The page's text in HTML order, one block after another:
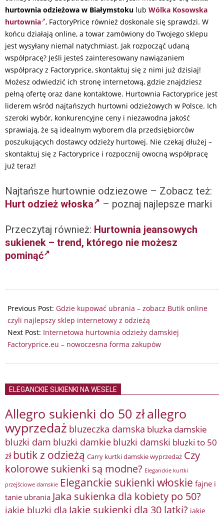
hurtownia odzieżowa w Białymstoku lub Wólka Kosowska
hurtownia , FactoryPrice również doskonale się sprawdzi. W
końcu działają online, a towar zamówiony do Twojego sklepu
jest wysyłany niemal natychmiast. Jak rozpocząć udaną
współpracę? Jeśli jesteś zainteresowany nawiązaniem
współpracy z Factoryprice, skontaktuj się z nimi już dzisiaj!
Możesz odwiedzić ich stronę internetową, gdzie znajdziesz
pełną ofertę oraz dane kontaktowe. Hurtownia Factoryprice jest
liderem wśród najtańszych hurtowni odzieżowych w Polsce. Ich
szeroki wybór, konkurencyjne ceny i niezawodna jakość
sprawiają, że są idealnym wyborem dla przedsiębiorców
poszukujących dostawcy odzieży hurtowej. Nie czekaj dłużej –
skontaktuj się z Factoryprice i rozpocznij owocną współpracę
już teraz!
Najtańsze hurtownie odziezowe – Zobacz też:
Hurt odzież włoska
– poznaj najlepsze marki
Przeczytaj również: Hurtownia jeansowych
sukienek – trend, którego nie możesz
pominąć
12-
21
Previous Post: Gdzie kupować ubrania – zobacz Butik online
czyli najlepszy sklep internetowy z odzieżą
Next Post: Internetowa hurtownia odzieży damskiej
Factoryprice.eu – nowoczesna forma zakupów
ELEGANCKIE SUKIENKI NA WESELE
Allegro sukienki do 50 złallegro
wyprzedaż bluzeczka damska bluzka damskie
bluzki dam bluzki damkie bluzki damski bluzki to 50
zł butik z odzieżą Carry kurtki damskie wyprzedaż Czy
kolorowe sukienki są modne? Eleganckie kurtki
przejściowe damskie Eleganckie sukienki włoskie fajne i
tanie ubrania Jaka sukienka dla kobiety po 50?
jakie bluzki dla Jakie sukienki dla 30 latki? jakie